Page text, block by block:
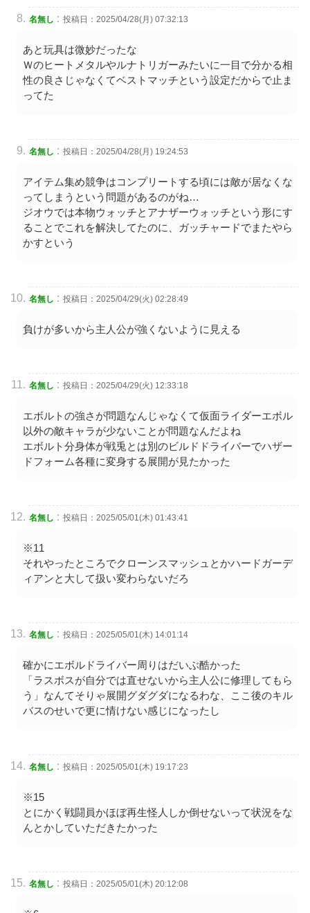
名無し : 投稿日：2025/04/28(月) 07:32:13
あと玩具は微妙だったな
Ｗのヒートメタルやルナトリガーみたいに一目で分かる相
性の良さじゃなくてベストマッチという設定だからで止ま
ってた
名無し : 投稿日：2025/04/28(月) 19:24:53
アイテム集め競争はコンプリートする頃には敵が居なくな
ってしまうという問題があるのがね…
ジオウでは本物ウォッチとアナザーウォッチという形にす
ることでこれを解決してたのに、ガッチャードでまたやら
かすという
名無し : 投稿日：2025/04/29(火) 02:28:49
負けが多いから主人公が強くないように見える
名無し : 投稿日：2025/04/29(火) 12:33:18
エボルトの強さが問題なんじゃなくて仮面ライダーエボル
以外の敵キャラが少ないことが問題なんだよね
エボルト分身体が戦兎とは別のビルドドライバーでハザー
ドフォーム各種に変身する展開が見たかった
名無し : 投稿日：2025/05/01(木) 01:43:41
※11
それやったところでクローンスマッシュとかハードガーデ
ィアンと大して扱い変わらないだろ
名無し : 投稿日：2025/05/01(木) 14:01:14
確かにエボルドライバー周りはだいぶ酷かった
「ラスボスが自分では直せないから主人公に修理してもら
う」なんてそりゃ展開グダグダになるわな、ここ後のキル
バスのせいで更に情けない感じになったし
名無し : 投稿日：2025/05/01(木) 19:17:23
※15
とにかく戦闘員かほぼ再生怪人しか倒せないって状況をな
んとかしていただきたかった
名無し : 投稿日：2025/05/01(木) 20:12:08